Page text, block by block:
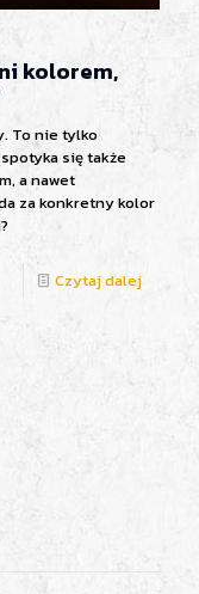
kolorem,
To nie tylko
się także
a nawet
za konkretny kolor
Czytaj dalej